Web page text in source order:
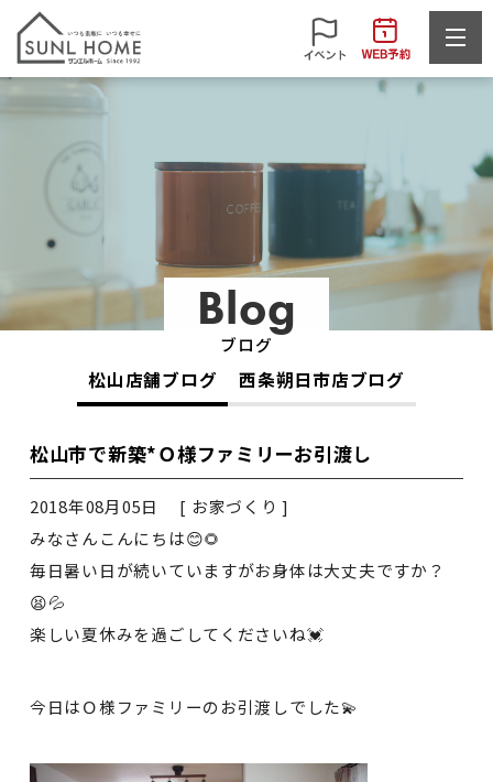
Blog
ブログ
松山店舗ブログ 西条朔日市店ブログ
松山市で新築*Ｏ様ファミリーお引渡し
2018年08月05日 [ お家づくり ]
みなさんこんにちは😊🌻
毎日暑い日が続いていますがお身体は大丈夫ですか？
😫💦
楽しい夏休みを過ごしてくださいね💓
今日はＯ様ファミリーのお引渡しでした💫